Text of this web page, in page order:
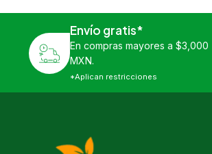
Envío gratis*
En compras mayores a $3,000
MXN.
*Aplican restricciones